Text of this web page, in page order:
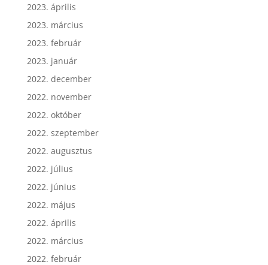
2023. április
2023. március
2023. február
2023. január
2022. december
2022. november
2022. október
2022. szeptember
2022. augusztus
2022. július
2022. június
2022. május
2022. április
2022. március
2022. február